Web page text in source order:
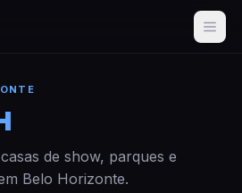
de show, parques e
Belo Horizonte.